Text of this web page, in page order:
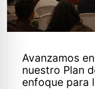
Avanzamos
nuestro Plan
enfoque para